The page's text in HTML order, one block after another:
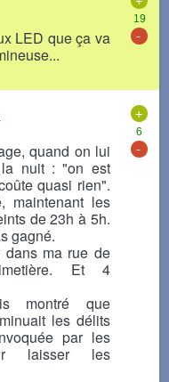
19
-
LED que ça va
+
6
-
quand on lui
nuit : "on est
quasi rien".
maintenant les
de 23h à 5h.
gagné.
ma rue de
Et 4
montré que
les délits
par les
laisser les